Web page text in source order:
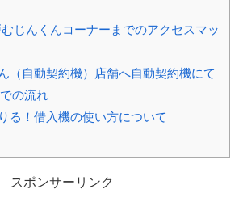
じんくんコーナーまでのアクセスマッ
（自動契約機）店舗へ自動契約機にて
の流れ
る！借入機の使い方について
スポンサーリンク